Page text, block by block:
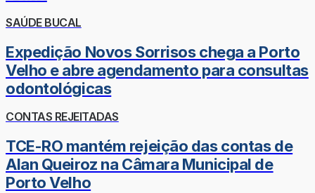
SAÚDE BUCAL
Expedição Novos Sorrisos chega a Porto
Velho e abre agendamento para consultas
odontológicas
CONTAS REJEITADAS
TCE-RO mantém rejeição das contas de
Alan Queiroz na Câmara Municipal de
Porto Velho